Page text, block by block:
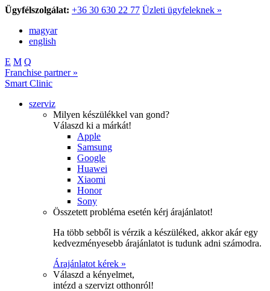
Ügyfélszolgálat: +36 30 630 22 77 Üzleti ügyfeleknek »
magyar
english
E M Q
Franchise partner »
Smart Clinic
szerviz
Milyen készülékkel van gond?
Válaszd ki a márkát!
Apple
Samsung
Google
Huawei
Xiaomi
Honor
Sony
Összetett probléma esetén kérj árajánlatot!
Ha több sebből is vérzik a készüléked, akkor akár egy
kedvezményesebb árajánlatot is tudunk adni számodra.
Árajánlatot kérek »
Válaszd a kényelmet,
intézd a szervizt otthonról!